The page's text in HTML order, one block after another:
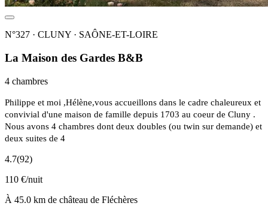
N°327 · CLUNY · SAÔNE-ET-LOIRE
La Maison des Gardes B&B
4 chambres
Philippe et moi ,Hélène,vous accueillons dans le cadre chaleureux et
convivial d'une maison de famille depuis 1703 au coeur de Cluny .
Nous avons 4 chambres dont deux doubles (ou twin sur demande) et
deux suites de 4
4.7(92)
110 €/nuit
À 45.0 km de château de Fléchères